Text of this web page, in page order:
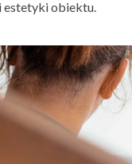
estetyki obiektu.